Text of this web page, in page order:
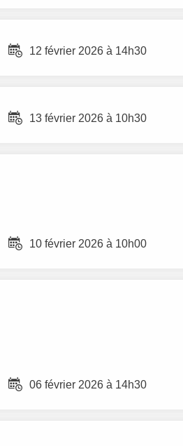
12 février 2026 à 14h30
13 février 2026 à 10h30
10 février 2026 à 10h00
06 février 2026 à 14h30